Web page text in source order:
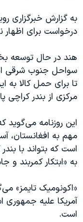
اسرائیل در جنگ
نرگس محمدی برنده
همایش محافظه‌کاران
صفحه‌های ویژه
سفر پرزیدنت ترامپ
به گزارش خبرگزاری
درخواست برای اظهار
هند در حال توسعه
سواحل جنوب شرقی
تا برای حمل کالا به
مرکزی از بندر کراچی
این روزنامه می‌گوید
مهم به افغانستان،
است که بتواند با
به «ابتکار کمربند و
«اکونومیک تایمز»
آمریکا علیه جمهوری
است.